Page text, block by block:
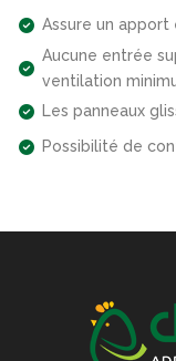
Assure un
Aucune entrée
ventilation
Les panneaux
Possibilité de